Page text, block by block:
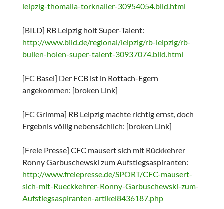
leipzig-thomalla-torknaller-30954054.bild.html
[BILD] RB Leipzig holt Super-Talent:
http://www.bild.de/regional/leipzig/rb-leipzig/rb-
bullen-holen-super-talent-30937074.bild.html
[FC Basel] Der FCB ist in Rottach-Egern
angekommen: [broken Link]
[FC Grimma] RB Leipzig machte richtig ernst, doch
Ergebnis völlig nebensächlich: [broken Link]
[Freie Presse] CFC mausert sich mit Rückkehrer
Ronny Garbuschewski zum Aufstiegsaspiranten:
http://www.freiepresse.de/SPORT/CFC-mausert-
sich-mit-Rueckkehrer-Ronny-Garbuschewski-zum-
Aufstiegsaspiranten-artikel8436187.php